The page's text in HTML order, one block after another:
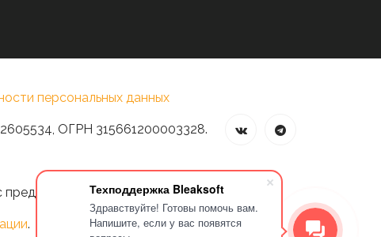
Техподдержка Bleaksoft
Здравствуйте! Готовы помочь вам.
Напишите, если у вас появятся
персональных данных
ОГРН 315661200003328.
разрешения владельца
.